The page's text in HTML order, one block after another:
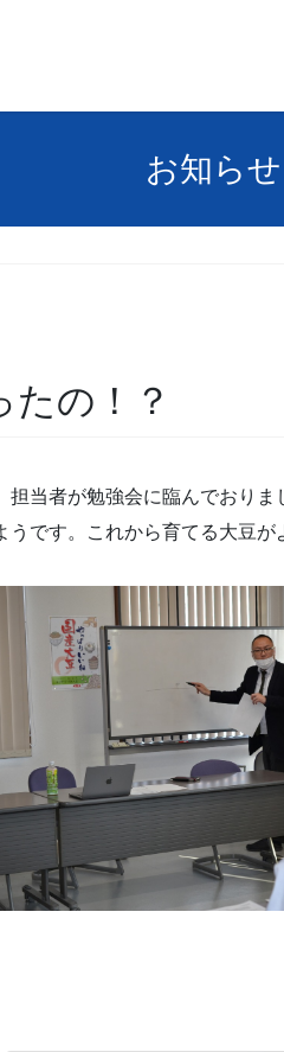
お知らせ
たの！？
当者が勉強会に臨んでおりま
です。これから育てる大豆が